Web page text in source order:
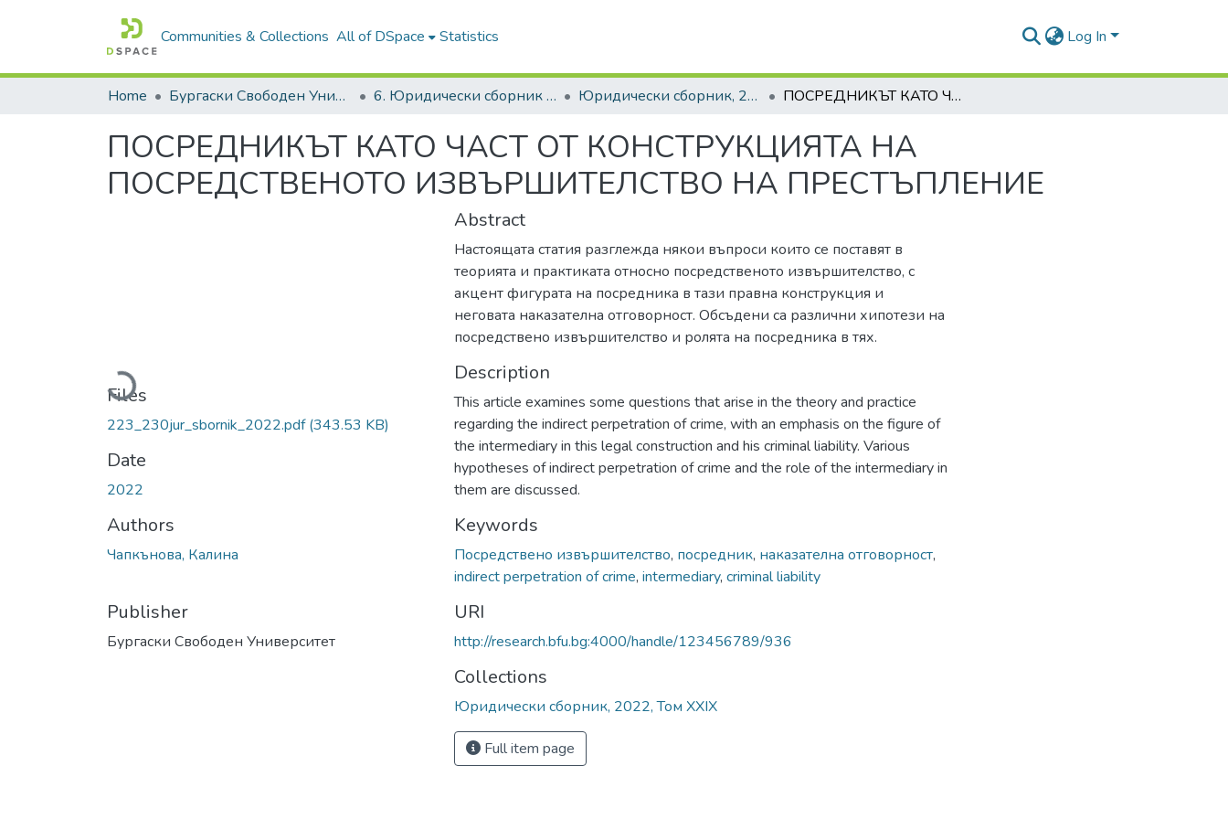
Communities & Collections All of DSpace Statistics Log In
Home Бургаски Свободен Университет | Burgas Free University 6. Юридически сборник | Journal of Legal Studies Юридически сборник, 2022, Том XXIX ПОСРЕДНИКЪТ КАТО ЧАСТ ОТ КОНСТРУКЦИЯТА НА ПОСРЕДСТВЕНОТО ИЗВЪРШИТЕЛСТВО НА ПРЕСТЪПЛЕНИЕ
ПОСРЕДНИКЪТ КАТО ЧАСТ ОТ КОНСТРУКЦИЯТА НА
ПОСРЕДСТВЕНОТО ИЗВЪРШИТЕЛСТВО НА ПРЕСТЪПЛЕНИЕ
Loading...
Files
223_230jur_sbornik_2022.pdf(343.53 KB)
Date
2022
Authors
Чапкънова, Калина
Publisher
Бургаски Свободен Университет
Abstract
Настоящата статия разглежда някои въпроси които се поставят в
теорията и практиката относно посредственото извършителство, с
акцент фигурата на посредника в тази правна конструкция и
неговата наказателна отговорност. Обсъдени са различни хипотези на
посредствено извършителство и ролята на посредника в тях.
Description
This article examines some questions that arise in the theory and practice
regarding the indirect perpetration of crime, with an emphasis on the figure of
the intermediary in this legal construction and his criminal liability. Various
hypotheses of indirect perpetration of crime and the role of the intermediary in
them are discussed.
Keywords
Посредствено извършителство, посредник, наказателна отговорност,
indirect perpetration of crime, intermediary, criminal liability
URI
http://research.bfu.bg:4000/handle/123456789/936
Collections
Юридически сборник, 2022, Том XXIX
Full item page